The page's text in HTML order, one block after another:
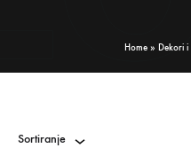
Home» Dekori i
Sortiranje